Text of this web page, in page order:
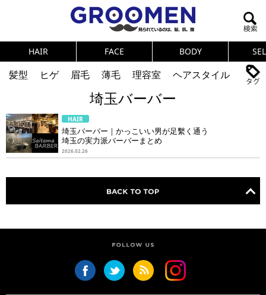
HAIR FACE BODY
髪型 ヒゲ 眉毛 薄毛 理容室
ヘアスタイル
体臭 ニオイ
連載
メンズコスメ
NEWS PICK UP 筋肉
女の本音
テストステロン
海外セレブ
健康
スキンケア 食事
調査結果
トレーニング
好印象な男
頭皮ケア
ダイエット
理容室
埼玉バーバー
HAIR
埼玉バーバー｜かっこいい男が足繫く通う
埼玉の実力派バーバーまとめ
2026.02.26